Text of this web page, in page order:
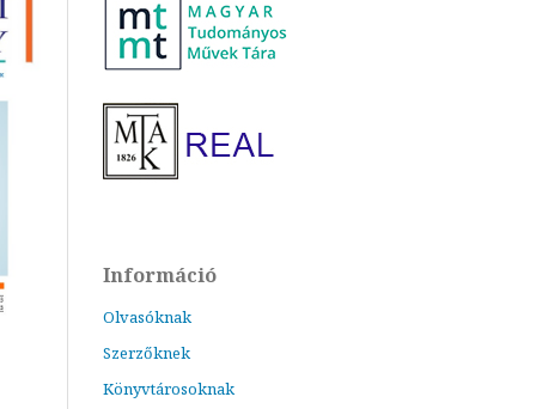
Információ
Olvasóknak
Szerzőknek
Könyvtárosoknak